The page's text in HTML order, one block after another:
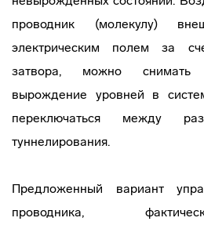
проводник (молекулу)
электрическим полем за
затвора, можно снимать
вырождение уровней в
переключаться между
туннелирования.
Предложенный вариант
проводника,